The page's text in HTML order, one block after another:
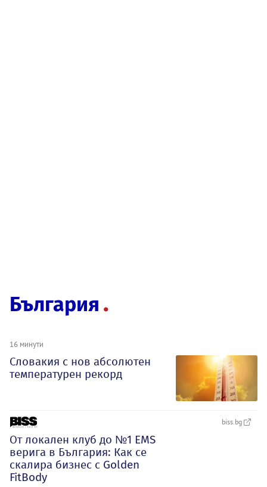
България
16 минути
Словакия с нов абсолютен
температурен рекорд
biss.bg
От локален клуб до №1 EMS
верига в България: Как се
скалира бизнес с Golden
FitBody